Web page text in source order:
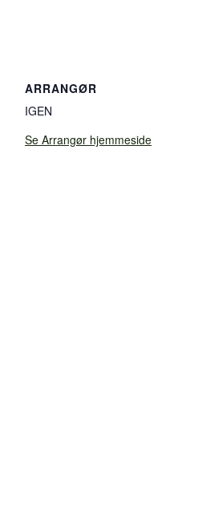
ARRANGØR
IGEN
Se Arrangør hjemmeside